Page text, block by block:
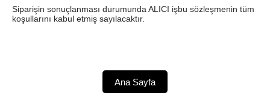
Siparişin sonuçlanması durumunda ALICI işbu sözleşmenin tüm
koşullarını kabul etmiş sayılacaktır.